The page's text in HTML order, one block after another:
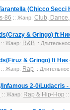
(Chicco
86 :: Жанр: Club,
& Gringo) ft
:: Жанр: R&B ::
& Gringo) ft
:: Жанр: Rap ::
Infamous 2-0/Ludacris
:: Жанр: Rap & Hip-Hop